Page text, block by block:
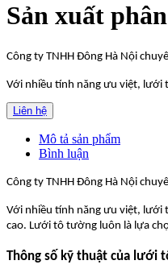
Sản xuất
Công ty TNHH Đông Hà Nội
Với nhiều tính năng ưu việt, lưới
Liên hệ
Mô tả sản phẩm
Bình luận
Công ty TNHH Đông Hà Nội
Với nhiều tính năng ưu việt, lưới
cao. Lưới tô tường luôn là lựa
Thông số kỹ thuật của lưới